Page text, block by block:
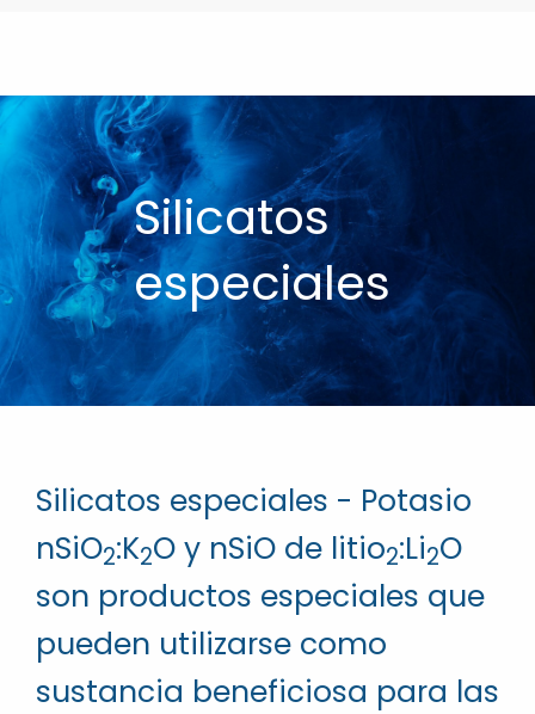
Silicatos
especiales
Silicatos especiales - Potasio
nSiO2:K2O y nSiO de litio2:Li2O
son productos especiales que
pueden utilizarse como
sustancia beneficiosa para las